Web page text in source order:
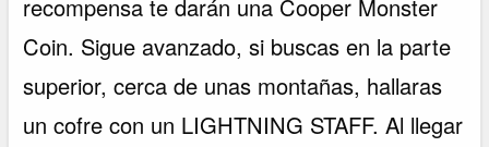
recompensa te darán una Cooper Monster
Coin. Sigue avanzado, si buscas en la parte
superior, cerca de unas montañas, hallaras
un cofre con un LIGHTNING STAFF. Al llegar